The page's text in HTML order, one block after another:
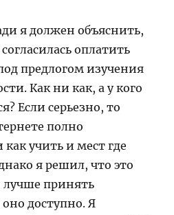
я должен объяснить,
оплатить
предлогом изучения
Как ни как, а у кого
Если серьезно, то
полно
учить и мест где
я решил, что это
лучше принять
доступно. Я